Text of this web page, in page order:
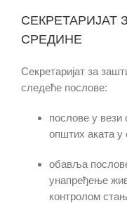
​СЕКРЕТАРИЈАТ
СРЕДИНЕ
Секретаријат за
следеће послове:
послове у вези
општих аката у
обавља
унапређење
контролом